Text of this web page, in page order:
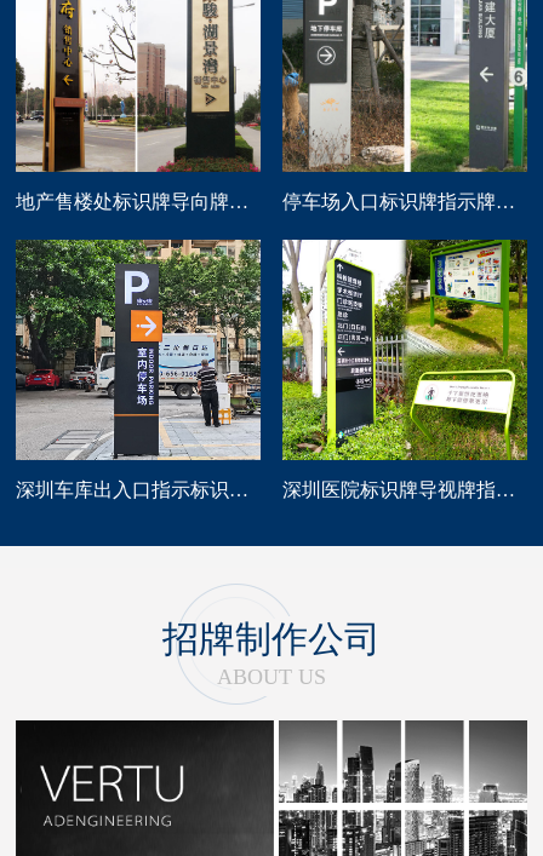
地产售楼处标识牌导向牌精神堡垒制作 停车场入口标识牌指示牌导向牌定做
深圳车库出入口指示标识牌制作 深圳医院标识牌导视牌指示路牌设计制作
招牌制作公司
ABOUT US